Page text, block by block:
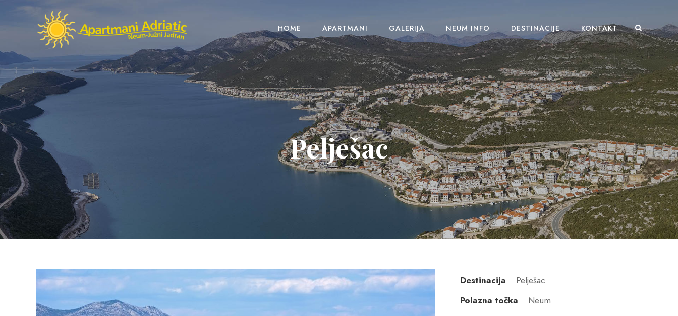
HOME APARTMANI GALERIJA NEUM INFO DESTINACIJE KONTAKT
Pelješac
Destinacija
Pelješac
Polazna točka
Neum